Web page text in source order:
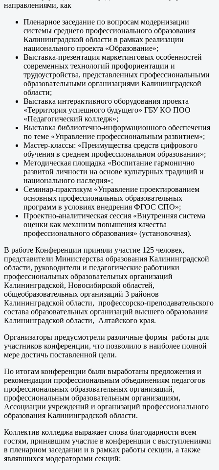
направлениями, как
Пленарное заседание по вопросам модернизации
системы среднего профессионального образования
Калининградской области в рамках реализации
национального проекта «Образование»;
Выставка-презентация маркетинговых особенностей
современных технологий профориентации и
трудоустройства, представленных профессиональными
образовательными организациями Калининградской
области;
Выставка интерактивного оборудования проекта
«Территория успешного будущего» ГБУ КО ПОО
«Педагогический колледж»;
Выставка библиотечно-информационного обеспечения
по теме «Управление профессиональным развитием»;
Мастер-классы: «Преимущества средств цифрового
обучения в среднем профессиональном образовании»;
Методическая площадка «Воспитание гармонично
развитой личности на основе культурных традиций и
национального наследия»;
Семинар-практикум «Управление проектированием
основных профессиональных образовательных
программ в условиях внедрения ФГОС СПО»;
Проектно-аналитическая сессия «Внутренняя система
оценки как механизм повышения качества
профессионального образования» (установочная).
В работе Конференции приняли участие 125 человек,
представители Министерства образования Калининградской
области, руководители и педагогические работники
профессиональных образовательных организаций
Калининградской, Новосибирской областей,
общеобразовательных организаций 3 районов
Калининградской области, профессорско-преподавательского
состава образовательных организаций высшего образования
Калининградской области, Алтайского края.
Организаторы предусмотрели различные формы работы для
участников конференции, что позволило в наиболее полной
мере достичь поставленной цели.
По итогам конференции были выработаны предложения и
рекомендации профессиональным объединениям педагогов
профессиональных образовательных организаций,
профессиональным образовательным организациям,
Ассоциации учреждений и организаций профессионального
образования Калининградской области.
Коллектив колледжа выражает слова благодарности всем
гостям, принявшим участие в конференции с выступлениями
в пленарном заседании и в рамках работы секции, а также
являвшихся модераторами секций: